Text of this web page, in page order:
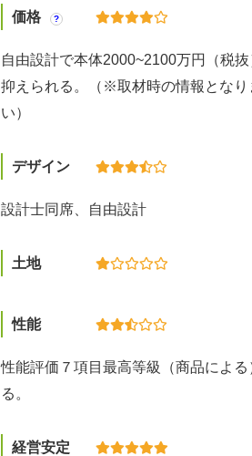
価格 ?
自由設計で本体2000~2100万円（税
抑えられる。（※取材時の情報となり
い）
デザイン
設計士同席、自由設計
土地
性能
性能評価７項目最高等級（商品によ
る。
経営安定